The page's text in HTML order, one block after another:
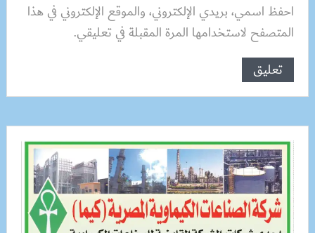
احفظ اسمي، بريدي الإلكتروني، والموقع الإلكتروني في هذا
المتصفح لاستخدامها المرة المقبلة في تعليقي.